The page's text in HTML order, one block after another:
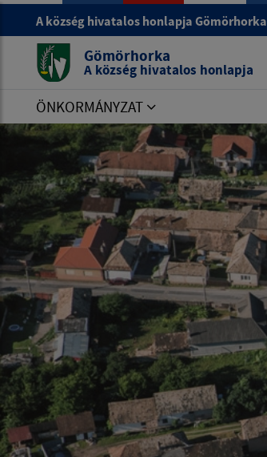
A község hivatalos honlapja Gömörhorka
Gömörhorka
A község hivatalos honlapja
ÖNKORMÁNYZAT